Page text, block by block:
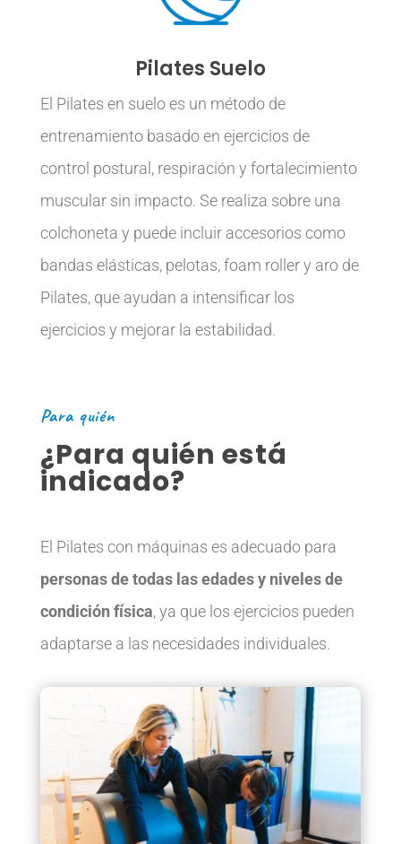
Pilates Suelo
El Pilates en suelo es un método de
entrenamiento basado en ejercicios de
control postural, respiración y fortalecimiento
muscular sin impacto. Se realiza sobre una
colchoneta y puede incluir accesorios como
bandas elásticas, pelotas, foam roller y aro de
Pilates, que ayudan a intensificar los
ejercicios y mejorar la estabilidad.
Para quién
¿Para quién está
indicado?
El Pilates con máquinas es adecuado para
personas de todas las edades y niveles de
condición física, ya que los ejercicios pueden
adaptarse a las necesidades individuales.